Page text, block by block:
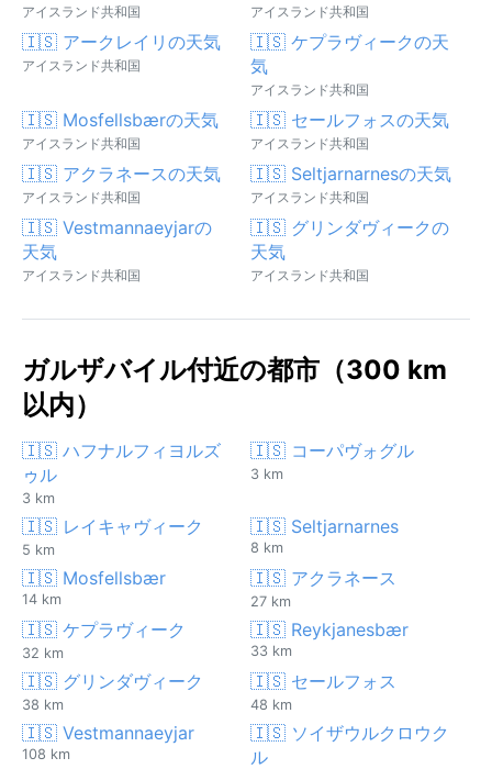
アイスランド共和国 アイスランド共和国
🇮🇸 アークレイリの天気
アイスランド共和国
🇮🇸 ケプラヴィークの天
気
アイスランド共和国
🇮🇸 Mosfellsbærの天気
アイスランド共和国
🇮🇸 セールフォスの天気
アイスランド共和国
🇮🇸 アクラネースの天気
アイスランド共和国
🇮🇸 Seltjarnarnesの天気
アイスランド共和国
🇮🇸 Vestmannaeyjarの
天気
アイスランド共和国
🇮🇸 グリンダヴィークの
天気
アイスランド共和国
ガルザバイル付近の都市（300 km
以内）
🇮🇸 ハフナルフィヨルズ
ゥル
3 km
🇮🇸 コーパヴォグル
3 km
🇮🇸 レイキャヴィーク
5 km
🇮🇸 Seltjarnarnes
8 km
🇮🇸 Mosfellsbær
14 km
🇮🇸 アクラネース
27 km
🇮🇸 ケプラヴィーク
32 km
🇮🇸 Reykjanesbær
33 km
🇮🇸 グリンダヴィーク
38 km
🇮🇸 セールフォス
48 km
🇮🇸 Vestmannaeyjar
108 km
🇮🇸 ソイザウルクロウク
ル